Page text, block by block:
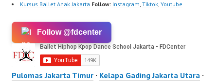
Kursus Ballet Anak Jakarta Follow: Instagram Tiktok Youtube
Follow @fdcenter
Pulomas Jakarta Timur · Kelapa Gading Jakarta Utara ·